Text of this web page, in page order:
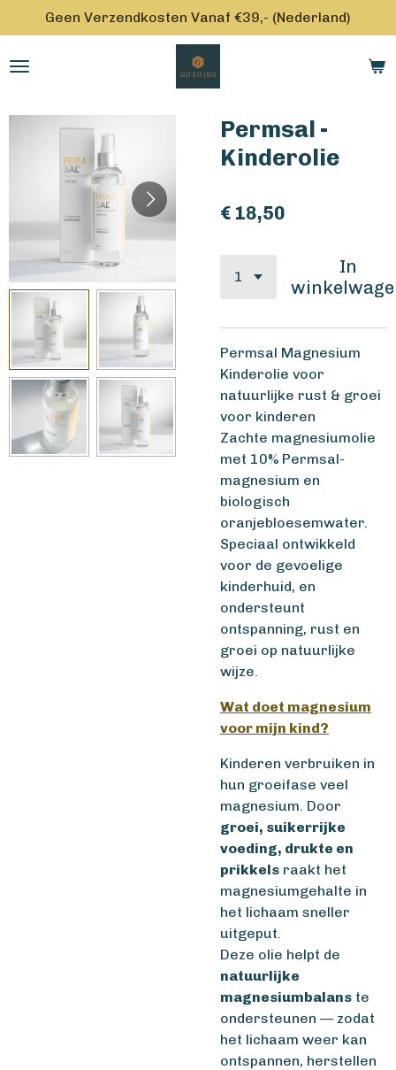
direct
naar
Geen Verzendkosten Vanaf €39,- (Nederland)
Permsal -
Kinderolie
€ 18,50
In
Permsal Magnesium
Kinderolie voor
natuurlijke rust & groei
voor kinderen
Zachte magnesiumolie
met 10% Permsal-
magnesium en
biologisch
oranjebloesemwater.
Speciaal ontwikkeld
voor de gevoelige
kinderhuid, en
ondersteunt
ontspanning, rust en
groei op natuurlijke
wijze.
Wat doet magnesium
voor mijn kind?
Kinderen verbruiken in
hun groeifase veel
magnesium. Door
groei, suikerrijke
voeding, drukte en
prikkels raakt het
magnesiumgehalte in
het lichaam sneller
uitgeput.
Deze olie helpt de
natuurlijke
magnesiumbalans te
ondersteunen — zodat
het lichaam weer kan
ontspannen, herstellen